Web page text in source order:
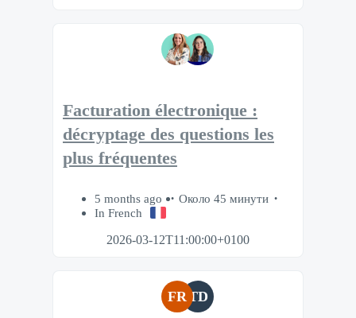
Facturation électronique :
décryptage des questions les
plus fréquentes
5 months ago
Около 45 минути
In French
2026-03-12T11:00:00+0100
FR TD